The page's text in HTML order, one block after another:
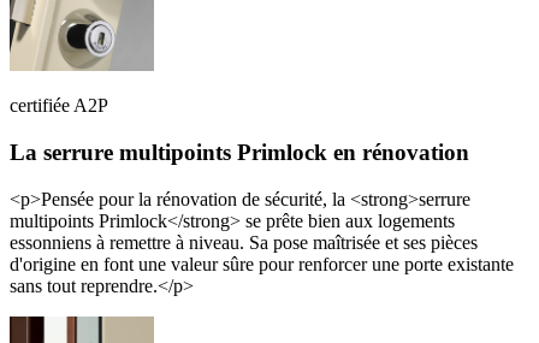
certifiée A2P
La serrure multipoints Primlock en rénovation
<p>Pensée pour la rénovation de sécurité, la <strong>serrure
multipoints Primlock</strong> se prête bien aux logements
essonniens à remettre à niveau. Sa pose maîtrisée et ses pièces
d'origine en font une valeur sûre pour renforcer une porte existante
sans tout reprendre.</p>